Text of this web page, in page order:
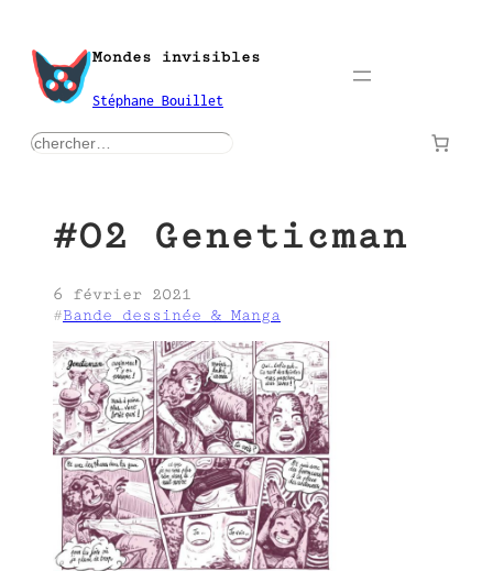
contenu
Mondes invisibles
Stéphane Bouillet
rechercher
#02 Geneticman
6 février 2021
#Bande dessinée & Manga